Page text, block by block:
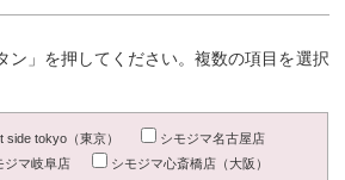
ン」を押してください。複数の項目を選択
side tokyo（東京）
シモジマ名古屋店
ジマ岐阜店
シモジマ心斎橋店（大阪）